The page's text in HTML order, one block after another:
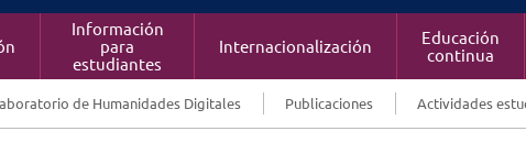
Información
para
estudiantes
Internacionalización
Educación
continua
de Humanidades Digitales Publicaciones Actividades